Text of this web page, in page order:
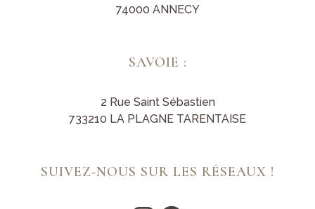
74000 ANNECY
SAVOIE :
2 Rue Saint Sébastien
733210 LA PLAGNE TARENTAISE
SUIVEZ-NOUS SUR LES RÉSEAUX !